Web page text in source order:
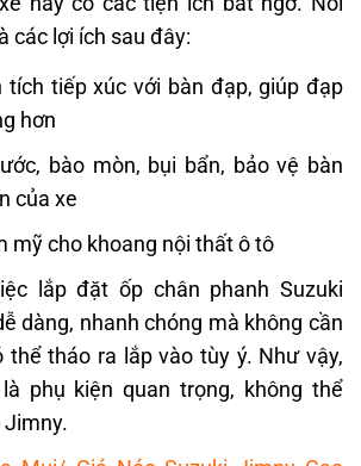
các lợi ích sau đây:
tích tiếp xúc với bàn đạp, giúp đạp
hơn
bào mòn, bụi bẩn, bảo vệ bàn
của xe
mỹ cho khoang nội thất ô tô
lắp đặt ốp chân phanh Suzuki
dàng, nhanh chóng mà không cần
thể tháo ra lắp vào tùy ý. Như vậy,
phụ kiện quan trọng, không thể
Jimny.